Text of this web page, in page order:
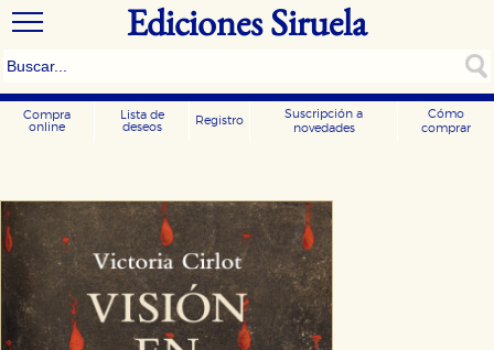
Ediciones Siruela
Compra
online
Lista de
deseos
Registro
Suscripción a
novedades
Cómo
comprar